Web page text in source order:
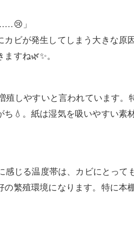
」
ビが発生してしまう大きな原
すね🌿✨。
しやすいと言われています。
💧。紙は湿気を吸いやすい素
じる温度帯は、カビにとって
繁殖環境になります。特に本